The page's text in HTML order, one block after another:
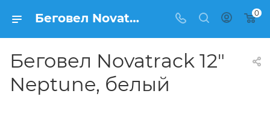
Беговел Novatrack 12" Neptune, белый купить: цена 5 900 рублей в Балашихе | Интернет магазин Вело150 0
Беговел Novatrack 12"
Neptune, белый